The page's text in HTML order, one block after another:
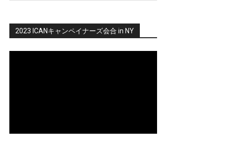
2023 ICANキャンペイナーズ会合 in NY